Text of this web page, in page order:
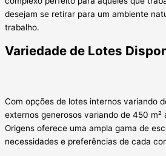
desejam se retirar para um ambiente
trabalho.
Variedade de Lotes
Com opções de lotes internos variando
externos generosos variando de 450 m²
Origens oferece uma ampla gama de
necessidades e preferências de cada